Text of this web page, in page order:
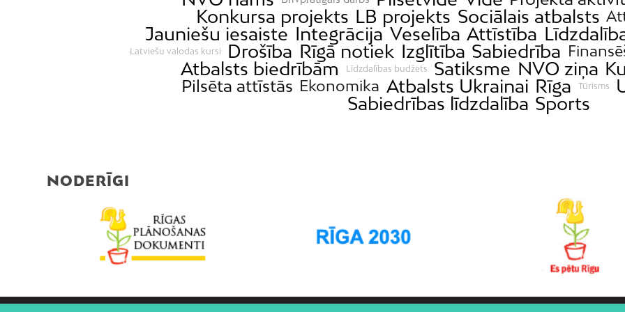
Konkursa projekts LB projekts Sociālais atbalsts
Jauniešu iesaiste Integrācija Veselība Attīstība
Latviešu valodas kursi Drošība Rīgā notiek Izglītība Sabiedrība
Atbalsts biedrībām Līdzdalības budžets Satiksme NVO ziņa
Pilsēta attīstās Ekonomika Atbalsts Ukrainai Rīga Tūrisms
Sabiedrības līdzdalība Sports
NODERĪGI